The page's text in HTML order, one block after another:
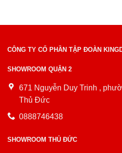
CÔNG TY CỔ PHẦN TẬP ĐOÀN
SHOWROOM QUẬN 2
671 Nguyễn Duy Trinh ,
Thủ Đức
0888746438
SHOWROOM THỦ ĐỨC